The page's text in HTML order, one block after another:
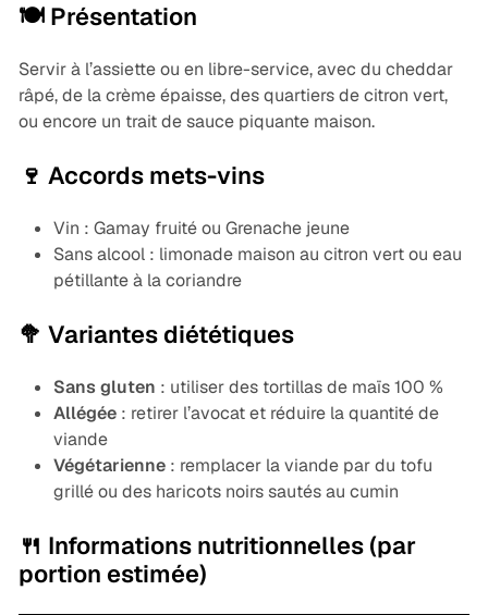
🍽️ Présentation
Servir à l’assiette ou en libre-service, avec du cheddar
râpé, de la crème épaisse, des quartiers de citron vert,
ou encore un trait de sauce piquante maison.
🍷 Accords mets-vins
Vin : Gamay fruité ou Grenache jeune
Sans alcool : limonade maison au citron vert ou eau
pétillante à la coriandre
🥦 Variantes diététiques
Sans gluten : utiliser des tortillas de maïs 100 %
Allégée: retirer l’avocat et réduire la quantité de
viande
Végétarienne: remplacer la viande par du tofu
grillé ou des haricots noirs sautés au cumin
🍴 Informations nutritionnelles (par
portion estimée)